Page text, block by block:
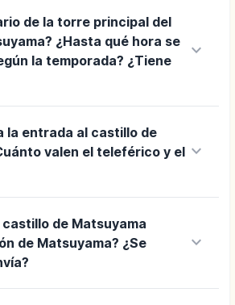
de la torre principal del
¿Hasta qué hora se
la temporada? ¿Tiene
keyboard_arrow_down
la entrada al castillo de
valen el teleférico y el keyboard_arrow_down
de Matsuyama
de Matsuyama? ¿Se
keyboard_arrow_down